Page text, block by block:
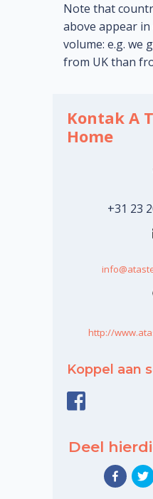
Note that
above appear
volume: e.g. we
from UK than
Kontak A
Home
+31 23
http://
Koppel aan
Deel